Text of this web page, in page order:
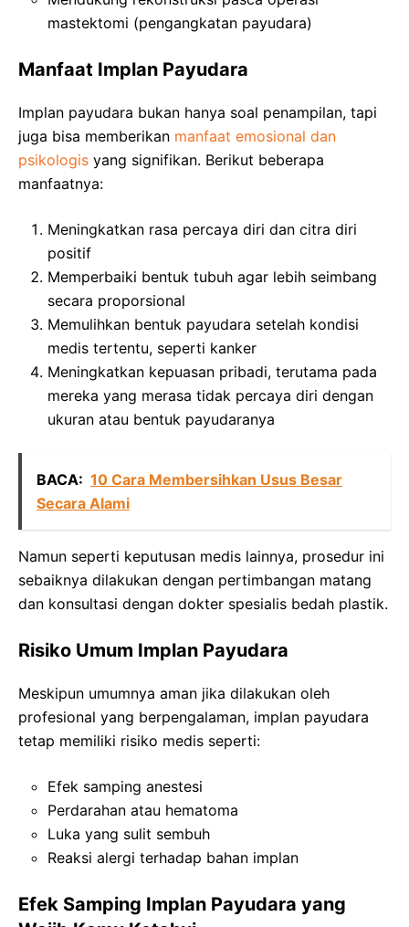
mastektomi (pengangkatan payudara)
Manfaat Implan Payudara
Implan payudara bukan hanya soal penampilan, tapi
juga bisa memberikan manfaat emosional dan
psikologis yang signifikan. Berikut beberapa
manfaatnya:
Meningkatkan rasa percaya diri dan citra diri
positif
Memperbaiki bentuk tubuh agar lebih seimbang
secara proporsional
Memulihkan bentuk payudara setelah kondisi
medis tertentu, seperti kanker
Meningkatkan kepuasan pribadi, terutama pada
mereka yang merasa tidak percaya diri dengan
ukuran atau bentuk payudaranya
BACA: 10 Cara Membersihkan Usus Besar
Secara Alami
Namun seperti keputusan medis lainnya, prosedur ini
sebaiknya dilakukan dengan pertimbangan matang
dan konsultasi dengan dokter spesialis bedah plastik.
Risiko Umum Implan Payudara
Meskipun umumnya aman jika dilakukan oleh
profesional yang berpengalaman, implan payudara
tetap memiliki risiko medis seperti:
Efek samping anestesi
Perdarahan atau hematoma
Luka yang sulit sembuh
Reaksi alergi terhadap bahan implan
Efek Samping Implan Payudara yang